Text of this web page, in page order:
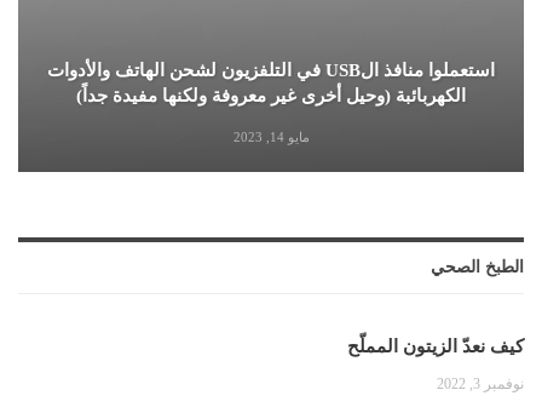
استعملوا منافذ الUSB في التلفزيون لشحن الهاتف والأدوات
الكهربائبة (وحيل أخرى غير معروفة ولكنها مفيدة جداً)
مايو 14, 2023
الطبخ الصحي
كيف نعدّ الزيتون المملّح
نوفمبر 3, 2022